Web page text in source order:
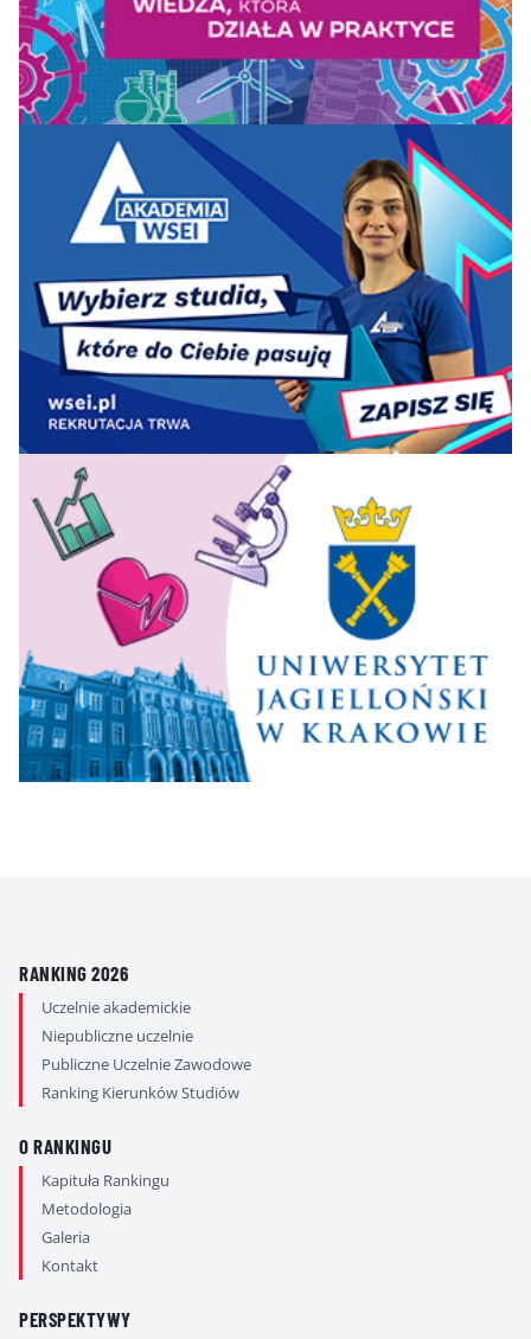
RANKING 2026
Uczelnie akademickie
Niepubliczne uczelnie
Publiczne Uczelnie Zawodowe
Ranking Kierunków Studiów
O RANKINGU
Kapituła Rankingu
Metodologia
Galeria
Kontakt
PERSPEKTYWY